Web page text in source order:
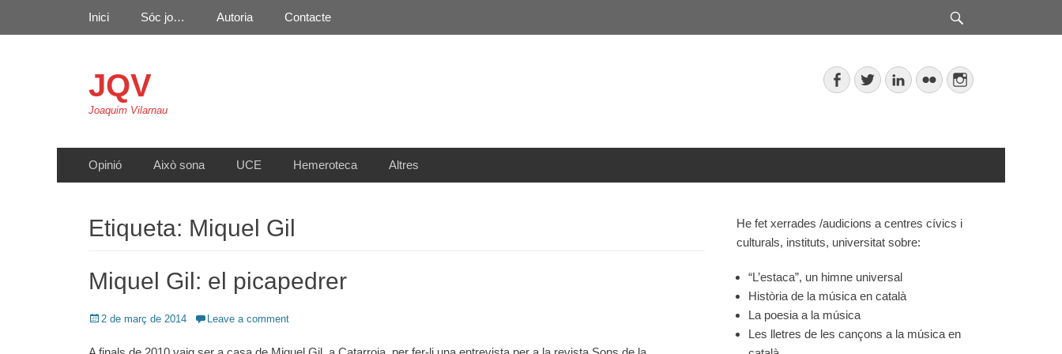
JQV
Joaquim Vilarnau
Facebook
TwitterLinkedIn
FlickrInstagram
Primary Menu
Inici Sóc jo… Autoria Contacte
Secondary Menu
Opinió Això sona UCE Hemeroteca Altres
Etiqueta: Miquel Gil
Miquel Gil: el picapedrer
Posted
2 de març de 2014 Leave a comment
He fet xerrades /audicions a centres cívics i
culturals, instituts, universitat sobre:
“L’estaca”, un himne universal
Història de la música en català
La poesia a la música
Les lletres de les cançons a la música en